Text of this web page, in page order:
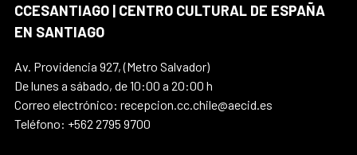
CCESANTIAGO | CENTRO CULTURAL DE ESPAÑA
EN SANTIAGO
Av. Providencia 927, (Metro Salvador)
De lunes a sábado, de 10:00 a 20:00 h
Correo electrónico: recepcion.cc.chile@aecid.es
Teléfono: +562 2795 9700